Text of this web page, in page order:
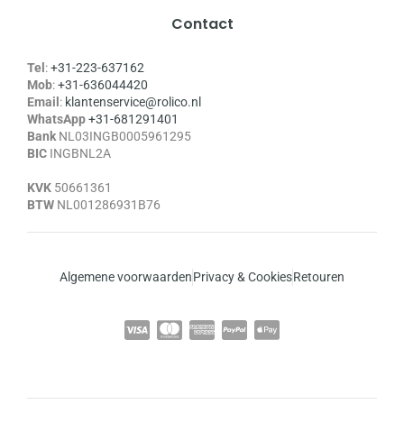
Contact
Tel :+31-223-637162
Mob:+31-636044420
Email : klantenservice@rolico.nl
WhatsApp+31-681291401
Bank NL03INGB0005961295
BIC INGBNL2A
KVK 50661361
BTW NL001286931B76
Algemene voorwaardenPrivacy & CookiesRetouren